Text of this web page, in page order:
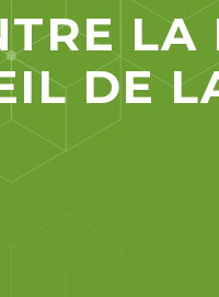
LA
DE